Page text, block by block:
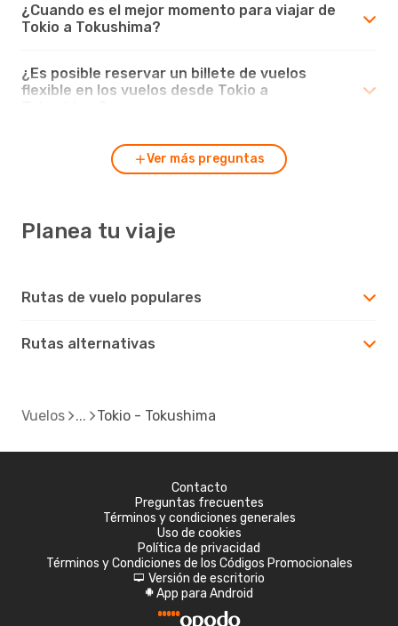
¿Cuando es el mejor momento para viajar de
Tokio a Tokushima?
¿Es posible reservar un billete de vuelos
flexible en los vuelos desde Tokio a
Ver más preguntas
Planea tu viaje
Rutas de vuelo populares
Rutas alternativas
Vuelos Tokio - Tokushima
Contacto
Preguntas frecuentes
Términos y condiciones generales
Uso de cookies
Política de privacidad
Términos y Condiciones de los Códigos Promocionales
d Versión de escritorio
A App para Android